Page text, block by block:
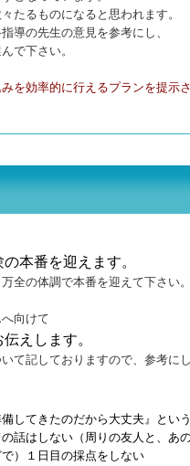
たるものになると思われます。
導の先生の意見を参考にし、
で下さい。
を効率的に行えるプランを提示
本番を迎えます。
全の体調で本番を迎えて下さい
向けて
えします。
て記しておりますので、参考に
してきたのだから大丈夫』とい
話はしない（周りの友人と、あ
）１日目の採点をしない